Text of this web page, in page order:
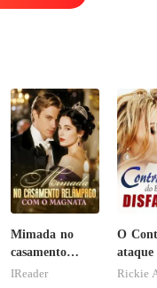
Mimada no
casamento
relâmpago com
IReader
O
ataque
Rickie